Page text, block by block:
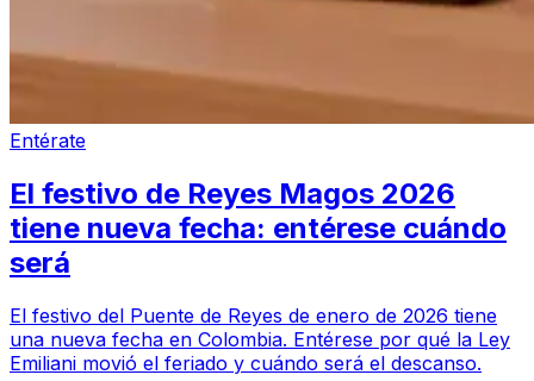
Entérate
El festivo de Reyes Magos 2026
tiene nueva fecha: entérese cuándo
será
El festivo del Puente de Reyes de enero de 2026 tiene
una nueva fecha en Colombia. Entérese por qué la Ley
Emiliani movió el feriado y cuándo será el descanso.